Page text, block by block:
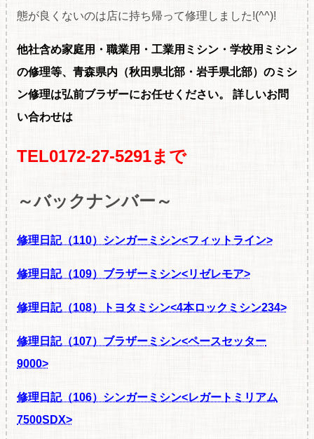
態が良くないのは店に持ち帰って修理しました!(^^)!
他社含め家庭用・職業用・工業用ミシン・学校用ミシン
の修理等、青森県内（秋田県北部・岩手県北部）のミシ
ン修理は弘前ブラザーにお任せください。
詳しいお問
い合わせは
TEL0172-27-5291まで
～バックナンバー～
修理日記（110）シンガーミシン<フィットライン>
修理日記（109）ブラザーミシン<リゼレモア>
修理日記（108）トヨタミシン<4本ロックミシン234>
修理日記（107）ブラザーミシン<ペースセッター
9000>
修理日記（106）シンガーミシン<レガートミリアム
7500SDX>